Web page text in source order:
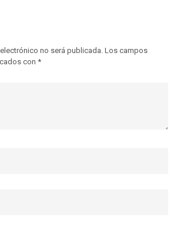
no será publicada. Los campos
con *